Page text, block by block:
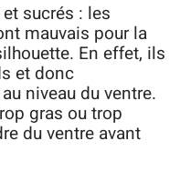
sucrés : les
mauvais pour la
En effet, ils
et donc
niveau du ventre.
gras ou trop
du ventre avant